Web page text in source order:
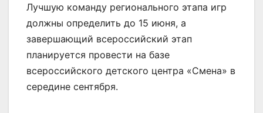
Лучшую команду регионального этапа игр
должны определить до 15 июня, а
завершающий всероссийский этап
планируется провести на базе
всероссийского детского центра «Смена» в
середине сентября.